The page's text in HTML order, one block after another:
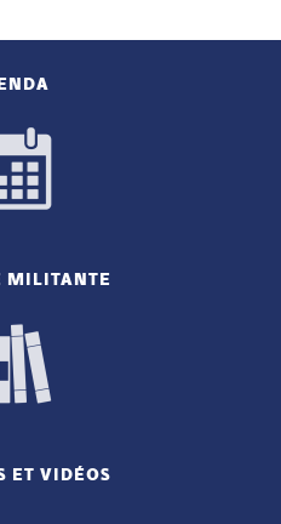
MILITANTE
ET VIDÉOS